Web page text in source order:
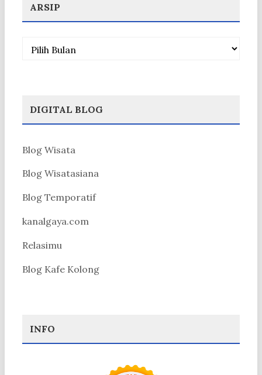
ARSIP
Arsip
DIGITAL BLOG
Blog Wisata
Blog Wisatasiana
Blog Temporatif
kanalgaya.com
Relasimu
Blog Kafe Kolong
INFO